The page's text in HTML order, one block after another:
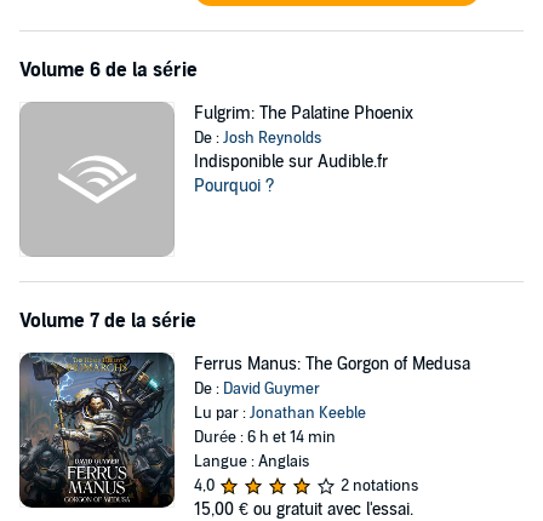
Volume 6 de la série
Fulgrim: The Palatine Phoenix
De :Josh Reynolds
Indisponible sur Audible.fr
Pourquoi ?
Volume 7 de la série
Ferrus Manus: The Gorgon of Medusa
De : David Guymer
Lu par :Jonathan Keeble
Durée : 6 h et 14 min
Langue : Anglais
4,0
2 notations
15,00 € ou gratuit avec l'essai.